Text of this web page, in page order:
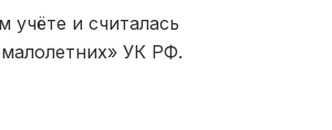
учёте и считалась
УК РФ.